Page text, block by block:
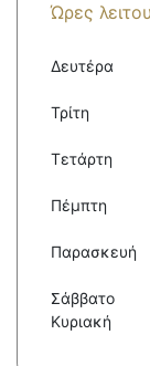
Ώρες
Δευτέρα
Τρίτη
Τετάρτη
Πέμπτη
Παρασκευή
Σάββατο
Κυριακή